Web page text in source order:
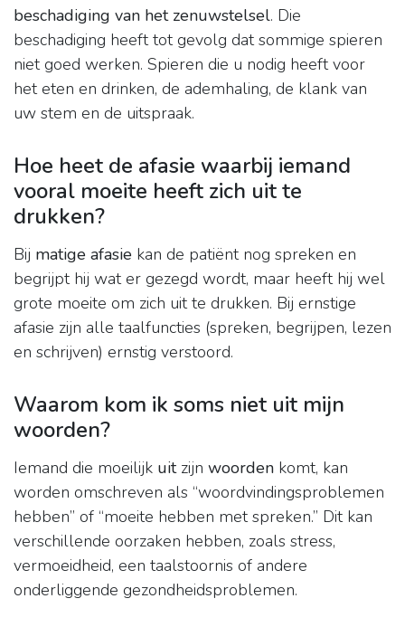
beschadiging van het zenuwstelsel. Die
beschadiging heeft tot gevolg dat sommige spieren
niet goed werken. Spieren die u nodig heeft voor
het eten en drinken, de ademhaling, de klank van
uw stem en de uitspraak.
Hoe heet de afasie waarbij iemand
vooral moeite heeft zich uit te
drukken?
Bij matige afasie kan de patiënt nog spreken en
begrijpt hij wat er gezegd wordt, maar heeft hij wel
grote moeite om zich uit te drukken. Bij ernstige
afasie zijn alle taalfuncties (spreken, begrijpen, lezen
en schrijven) ernstig verstoord.
Waarom kom ik soms niet uit mijn
woorden?
Iemand die moeilijk uitzijn woorden komt, kan
worden omschreven als “woordvindingsproblemen
hebben” of “moeite hebben met spreken.” Dit kan
verschillende oorzaken hebben, zoals stress,
vermoeidheid, een taalstoornis of andere
onderliggende gezondheidsproblemen.